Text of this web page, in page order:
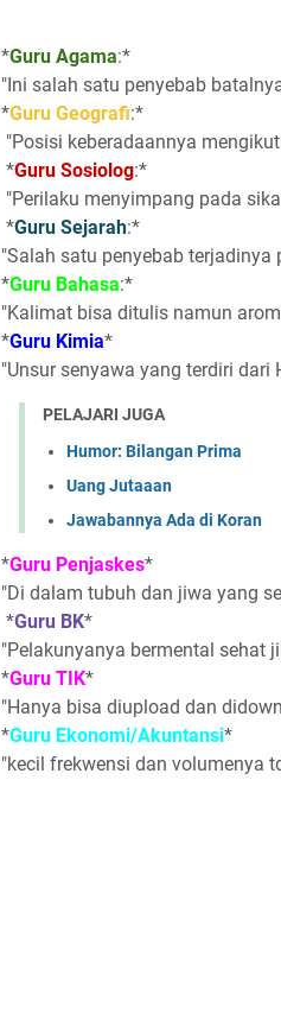
*Guru Agama:*
"Ini salah satu penyebab
*Guru Geografi:*
"Posisi keberadaannya
*Guru Sosiolog:*
"Perilaku menyimpang pada
*Guru Sejarah:*
"Salah satu penyebab terjadinya
*Guru Bahasa:*
"Kalimat bisa ditulis namun
*Guru Kimia*
"Unsur senyawa yang terdiri
PELAJARI JUGA
Humor: Bilangan Prima
Uang Jutaaan
Jawabannya Ada di Koran
*Guru Penjaskes*
"Di dalam tubuh dan jiwa yang
*Guru BK*
"Pelakunyanya bermental sehat
*Guru TIK*
"Hanya bisa diupload dan
*Guru Ekonomi/Akuntansi*
"kecil frekwensi dan volumenya